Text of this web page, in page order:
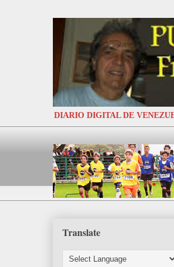
DIARIO DIGITAL DE
Translate